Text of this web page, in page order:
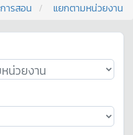
ารสอน แยกตามหน่วยงาน